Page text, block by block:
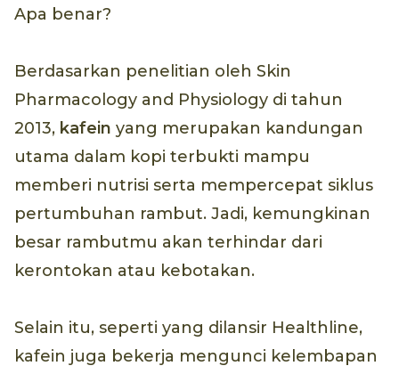
Apa benar?
Berdasarkan penelitian oleh Skin
Pharmacology and Physiology di tahun
2013, kafein yang merupakan kandungan
utama dalam kopi terbukti mampu
memberi nutrisi serta mempercepat siklus
pertumbuhan rambut. Jadi, kemungkinan
besar rambutmu akan terhindar dari
kerontokan atau kebotakan.
Selain itu, seperti yang dilansir Healthline,
kafein juga bekerja mengunci kelembapan